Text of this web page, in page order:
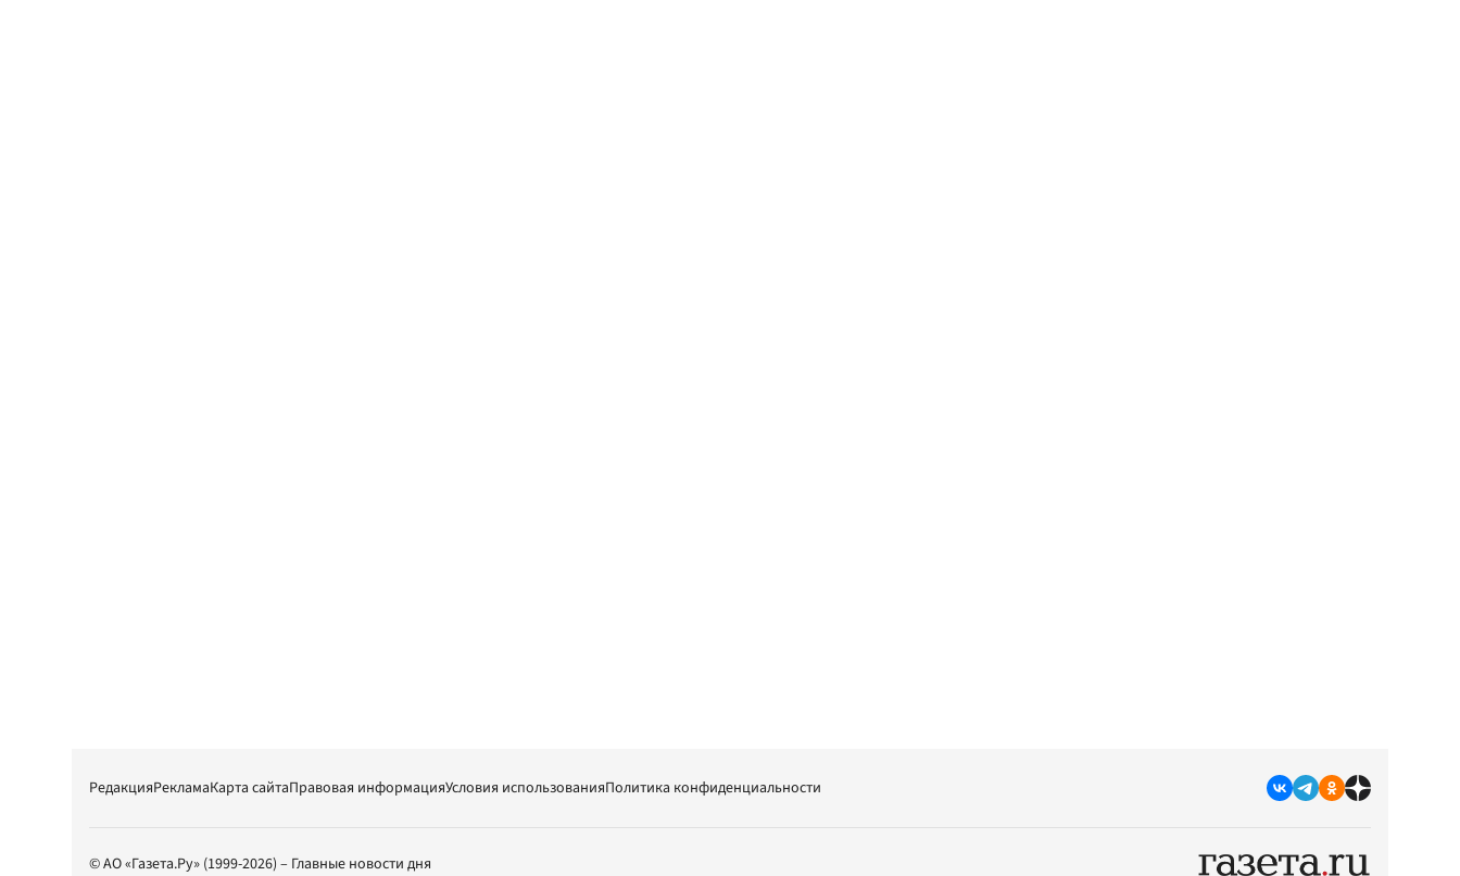
РедакцияРекламаКарта сайтаПравовая информацияУсловия использованияПолитика конфиденциальности
© АО «Газета.Ру» (1999-2026) – Главные новости дня